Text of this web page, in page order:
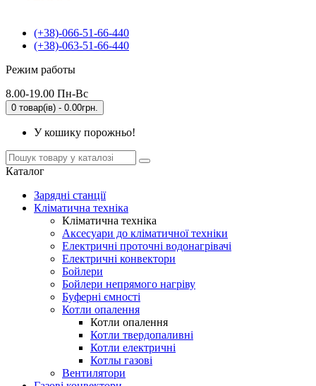
(+38)-066-51-66-440
(+38)-063-51-66-440
Режим работы
8.00-19.00 Пн-Вс
0 товар(ів) - 0.00грн.
У кошику порожньо!
Каталог
Зарядні станції
Кліматична техніка
Кліматична техніка
Аксесуари до кліматичної техніки
Електричні проточні водонагрівачі
Електричні конвектори
Бойлери
Бойлери непрямого нагріву
Буферні ємності
Котли опалення
Котли опалення
Котли твердопаливні
Котли електричні
Котлы газові
Вентилятори